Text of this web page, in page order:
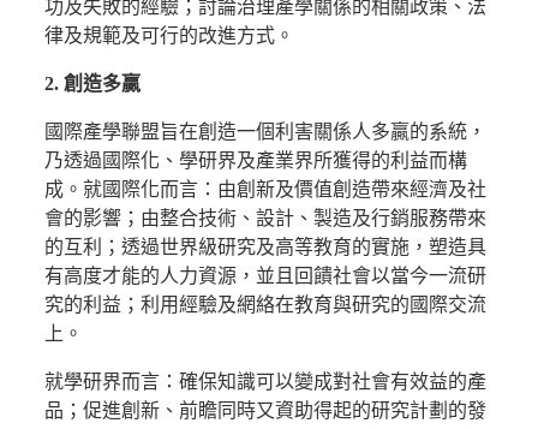
功及失敗的經驗；討論治理產學關係的相關政策、法
律及規範及可行的改進方式。
2. 創造多贏
國際產學聯盟旨在創造一個利害關係人多贏的系統，
乃透過國際化、學研界及產業界所獲得的利益而構
成。就國際化而言：由創新及價值創造帶來經濟及社
會的影響；由整合技術、設計、製造及行銷服務帶來
的互利；透過世界級研究及高等教育的實施，塑造具
有高度才能的人力資源，並且回饋社會以當今一流研
究的利益；利用經驗及網絡在教育與研究的國際交流
上。
就學研界而言：確保知識可以變成對社會有效益的產
品；促進創新、前瞻同時又資助得起的研究計劃的發